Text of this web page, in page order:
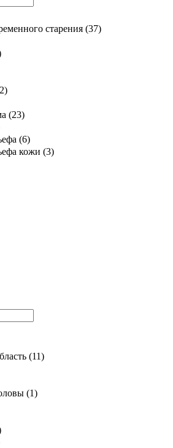
губ (5)
(3)
(1)
(2)
лица (1)
половых губ (3)
(2)
(2)
(2)
(3)
(1)
(3)
(2)
(2)
старения (37)
(23)
(6)
кожи (3)
морщин (4)
(15)
дефектов кожи (3)
глубоких морщин (3)
(1)
(12)
(2)
отложений (5)
под глазами (2)
(11)
(1)